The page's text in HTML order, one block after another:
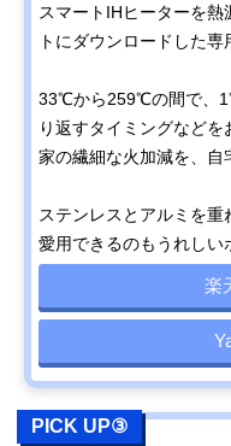
スマートIHヒーターを
トにダウンロードした専
33℃から259℃の間で、
り返すタイミングなど
家の繊細な火加減を、自
ステンレスとアルミを重
愛用できるのもうれしい
楽
PICK UP③